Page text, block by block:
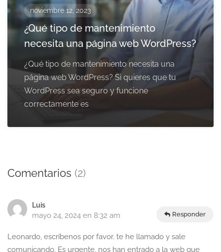
noviembre 12, 2023
¿Qué tipo de mantenimiento
necesita una página web WordPress?
¿Qué tipo de mantenimiento necesita una
página web WordPress? Si quieres que tu
WordPress sea seguro y funcione
correctamente es
Comentarios (2)
Luis
mayo 24, 2024 en 8:32 am Responder
Leonardo, escríbenos por favor. te he llamado y sale
comunicando. Es urgente, nos han entrado a la web que